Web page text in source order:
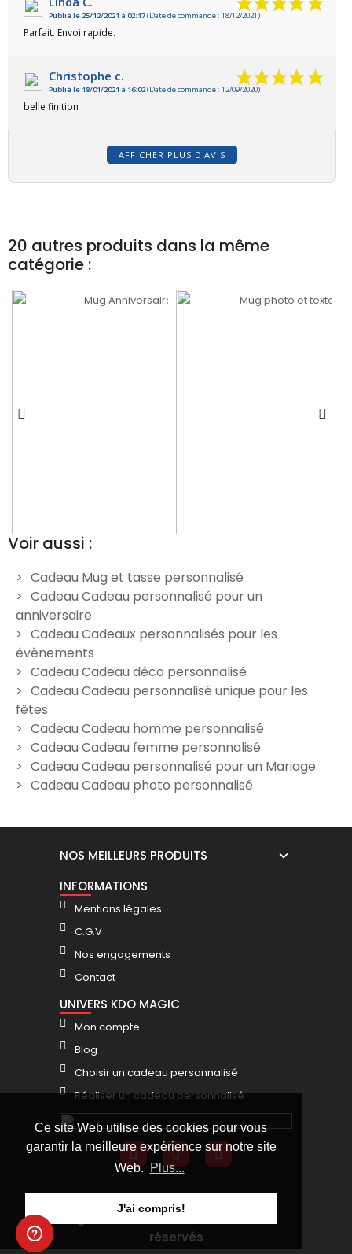
Ce site Web utilise des cookies pour vous
garantir la meilleure expérience sur notre site
Web. Plus...
J'ai compris!
Publié le 25/12/2021 à 02:17(Date de commande : 18/12/2021)
Parfait. Envoi rapide.
Christophe c.
Publié le 18/01/2021 à 16:02(Date de commande : 12/09/2020)
belle finition
AFFICHER PLUS D'AVIS
20 autres produits dans la même
catégorie :
Mug Anniversaire 50 ans
femme
12,00 €
Mug photo et texte
12,00 €
Voir aussi :
Cadeau Mug et tasse personnalisé
Cadeau Cadeau personnalisé pour un
anniversaire
Cadeau Cadeaux personnalisés pour les
évènements
Cadeau Cadeau déco personnalisé
Cadeau Cadeau personnalisé unique pour les
fêtes
Cadeau Cadeau homme personnalisé
Cadeau Cadeau femme personnalisé
Cadeau Cadeau personnalisé pour un Mariage
Cadeau Cadeau photo personnalisé
NOS MEILLEURS PRODUITS
INFORMATIONS
Mentions légales
C.G.V
Nos engagements
Contact
UNIVERS KDO MAGIC
Mon compte
Blog
Choisir un cadeau personnalisé
Réaliser un cadeau personnalisé
@KDO MAGIC 2025 - Tous droits
réservés